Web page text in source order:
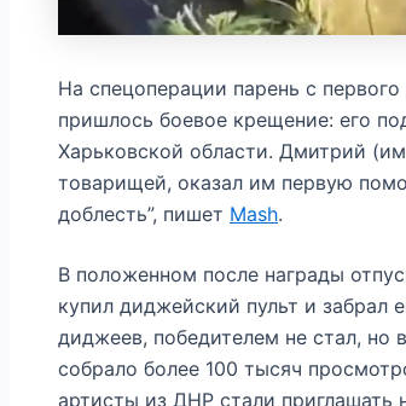
На спецоперации парень с
пришлось боевое крещение: его
Харьковской области. Дмитрий
товарищей, оказал им первую
доблесть”, пишет Mash.
В положенном после награды
купил диджейский пульт и забрал
диджеев, победителем не стал, но
собрало более 100 тысяч
артисты из ДНР стали приглашать